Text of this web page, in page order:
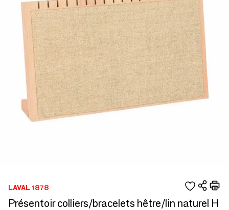
LAVAL 1878
Présentoir colliers/bracelets hêtre/lin naturel H